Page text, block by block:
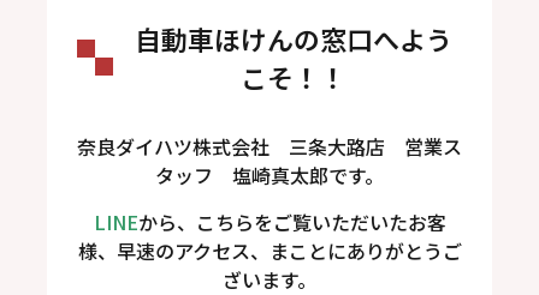
自動車ほけんの窓口へよう
こそ！！
奈良ダイハツ株式会社 三条大路店 営業ス
タッフ 塩崎真太郎です。
LINEから、こちらをご覧いただいたお客
様、早速のアクセス、まことにありがとうご
ざいます。